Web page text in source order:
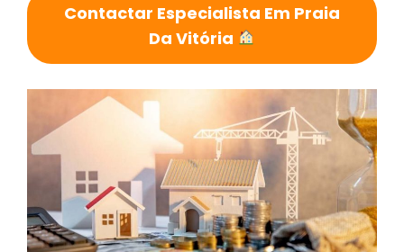
Contactar Especialista Em Praia
Da Vitória